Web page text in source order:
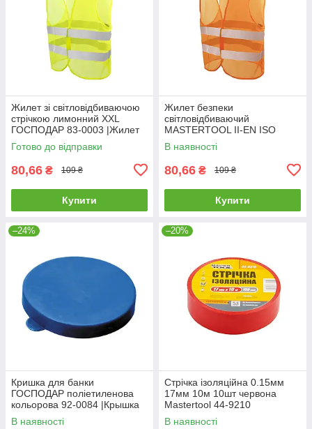
Жилет зi свiтловідбиваючою
стрiчкою лимонний XXL
ГОСПОДАР 83-0003 |Жилет
со светоотражающей лентой
лимонный XXL ГОСПОДАР
Готово до відправки
80,66 ₴ 109 ₴
Купити
Жилет безпеки
світловідбиваючий
MASTERTOOL II-EN ISO
13688 EN ISO 20471 XXL
помаранчевий 83-0004
В наявності
80,66 ₴ 109 ₴
Купити
–24%
Кришка для банки
ГОСПОДАР поліетиленова
кольорова 92-0084 |Крышка
для банки ГОСПОДАР
В наявності
–20%
Стрічка ізоляційна 0.15мм
17мм 10м 10шт червона
Mastertool 44-9210
В наявності